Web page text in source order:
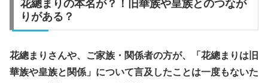
花總まりの本名が？！旧華族や皇族とのつなが
りがある？
花總まりさんや、ご家族・関係者の方が、「花總まりは旧
華族や皇族と関係」について言及したことは一度もないた